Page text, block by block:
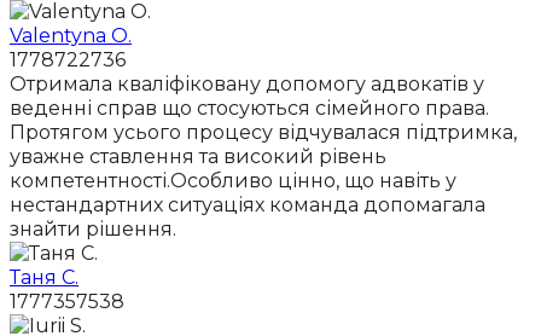
Valentyna O.
1778722736
Отримала кваліфіковану допомогу адвокатів у
веденні справ що стосуються сімейного права.
Протягом усього процесу відчувалася підтримка,
уважне ставлення та високий рівень
компетентності.Особливо цінно, що навіть у
нестандартних ситуаціях команда допомагала
знайти рішення.
Таня С.
1777357538